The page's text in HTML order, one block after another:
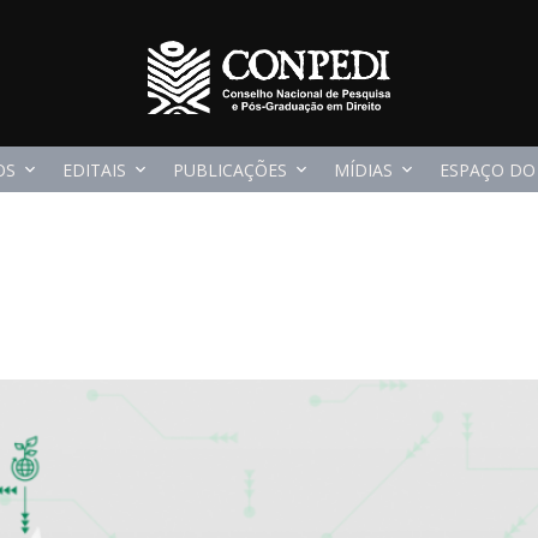
EDITAIS PUBLICAÇÕES MÍDIAS ESPAÇO